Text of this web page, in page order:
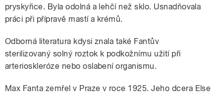
pryskyřice. Byla odolná a lehčí než sklo. Usnadňovala
práci při přípravě mastí a krémů.
Odborná literatura kdysi znala také Fantův
sterilizovaný solný roztok k podkožnímu užití při
arterioskleróze nebo oslabení organismu.
Max Fanta zemřel v Praze v roce 1925. Jeho dcera Else